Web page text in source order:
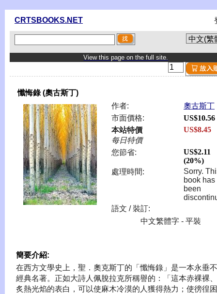
CRTSBOOKS.NET
View this page on the full site.
懺悔錄 (奧古斯丁)
作者:
奧古斯丁
市面價格:
US$10.56
本站特價
每日特價
US$8.45
您節省:
US$2.11
(20%)
處理時間:
Sorry.
book has
been
語文 / 裝訂:
中文繁體字 - 平裝
簡要介紹:
在西方文學史上，聖．奧克斯丁的「懺悔錄」是一本永垂
經典名著。正如大詩人佩脫拉克所稱譽的：「這本赤裸裸
炙熱光焰的表白，可以使麻木冷漠的人獲得熱力；使徬徨